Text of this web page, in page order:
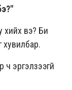
хийх вэ? Би
хувилбар.
эргэлзээгүй